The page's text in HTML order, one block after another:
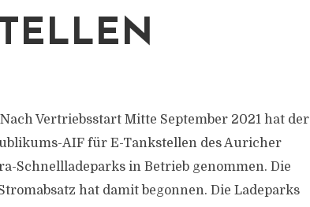
Vertriebsstart Mitte September 2021 hat der
AIF für E-Tankstellen des Auricher
Schnellladeparks in Betrieb genommen. Die
hat damit begonnen. Die Ladeparks